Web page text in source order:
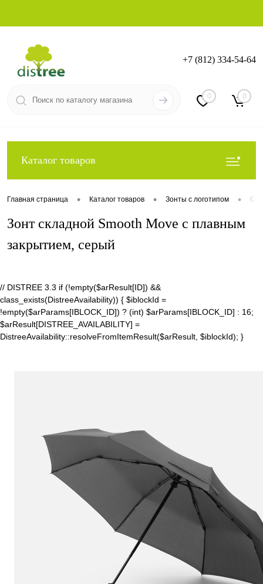
Вход Регистрация
+7 (812) 334-54-64
0 0
Каталог товаров
Главная страница • Каталог товаров • Зонты с логотипом •
Зонт складной Smooth Move с плавным
закрытием, серый
// DISTREE 3.3 if (!empty($arResult[ID]) &&
class_exists(DistreeAvailability)) { $iblockId =
!empty($arParams[IBLOCK_ID]) ? (int) $arParams[IBLOCK_ID] : 16;
$arResult[DISTREE_AVAILABILITY] =
DistreeAvailability::resolveFromItemResult($arResult, $iblockId); }